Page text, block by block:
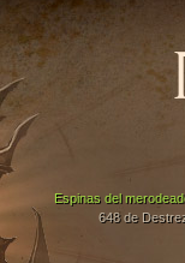
Espinas del
648 de